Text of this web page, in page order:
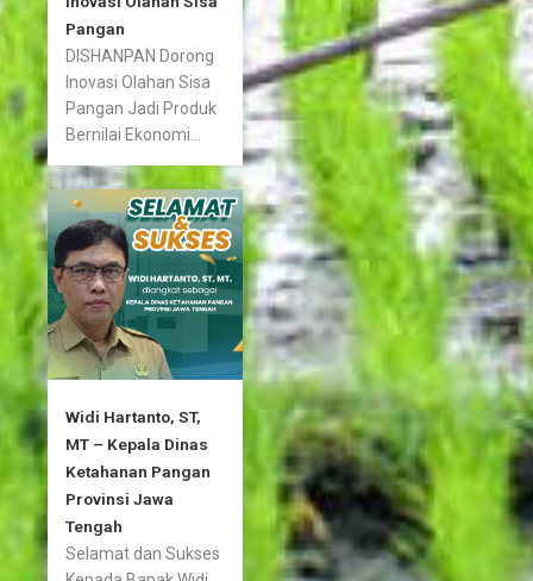
Pangan
DISHANPAN Dorong
Inovasi Olahan Sisa
Pangan Jadi Produk
Bernilai Ekonomi...
Widi Hartanto, ST,
MT – Kepala Dinas
Ketahanan Pangan
Provinsi Jawa
Tengah
Selamat dan Sukses